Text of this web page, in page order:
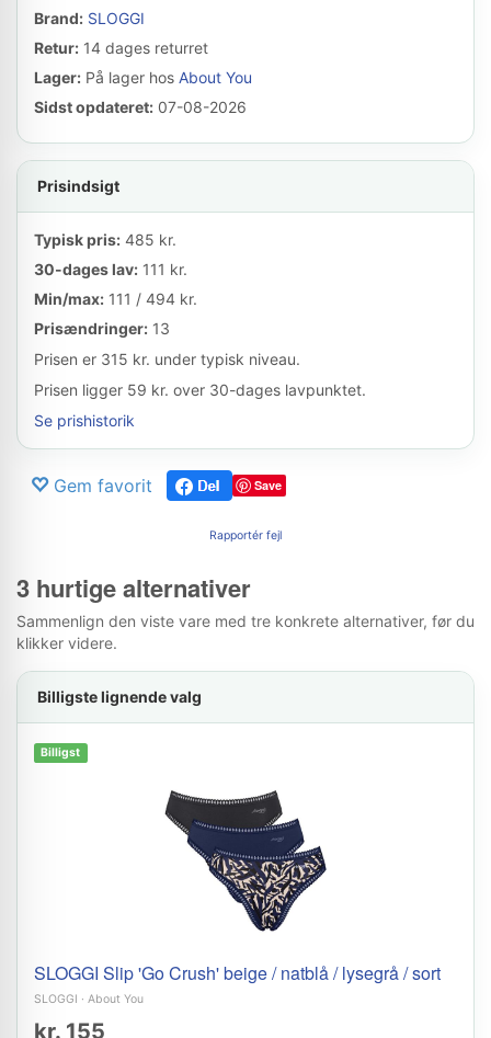
Brand: SLOGGI
Retur: 14 dages returret
Lager: På lager hos About You
Sidst opdateret: 07-08-2026
Prisindsigt
Typisk pris: 485 kr.
30-dages lav: 111 kr.
Min/max: 111 / 494 kr.
Prisændringer: 13
Prisen er 315 kr. under typisk niveau.
Prisen ligger 59 kr. over 30-dages lavpunktet.
Se prishistorik
Gem favorit Save
Rapportér fejl
3 hurtige alternativer
Sammenlign den viste vare med tre konkrete alternativer, før du
klikker videre.
Billigste lignende valg
Billigst
SLOGGI Slip 'Go Crush' beige / natblå / lysegrå / sort
SLOGGI · About You
kr. 155